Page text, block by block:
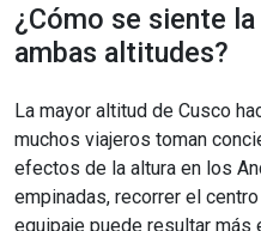
¿Cómo se siente
ambas altitudes?
La mayor altitud de Cusco
muchos viajeros toman
efectos de la altura en los
empinadas, recorrer el
equipaje puede resultar